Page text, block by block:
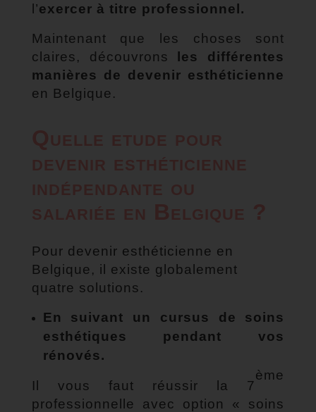
l’exercer à titre professionnel.
Maintenant que les choses sont
claires, découvrons les différentes
manières de devenir esthéticienne
en Belgique.
Pour devenir esthéticienne en
Belgique, il existe globalement
quatre solutions.
En suivant un cursus de soins
esthétiques pendant vos
rénovés.
Il vous faut réussir la 7
ème
professionnelle avec option « soins